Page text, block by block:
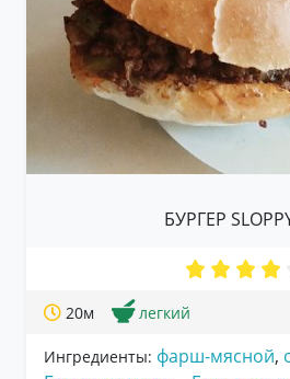
БУРГЕР
20м легкий
Ингредиенты: фарш-мясной,